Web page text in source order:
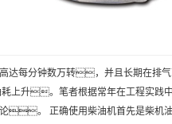
达每分钟数万转，并且长期在排
耗上升。笔者根据常年在工程实
论。 正确使用柴油机首先是柴